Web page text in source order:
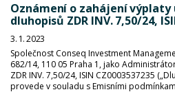
Oznámení o zahájení výplaty
dluhopisů ZDR INV. 7,50/24,
3. 1. 2023
Společnost Conseq Investment
682/14, 110 05 Praha 1, jako
ZDR INV. 7,50/24, ISIN CZ0003537235
provede v souladu s Emisními